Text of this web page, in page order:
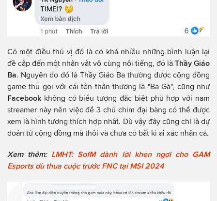
Có một điều thú vị đó là có khá nhiều những bình luận lại
đề cập đến một nhân vật vô cùng nổi tiếng, đó là Thầy Giáo
Ba. Nguyên do đó là Thầy Giáo Ba thường được cộng đồng
game thủ gọi với cái tên thân thương là "Ba Gà", cũng như
Facebook không có biểu tượng đặc biệt phù hợp với nam
streamer này nên việc để 3 chú chim đại bàng có thể được
xem là hình tương thích hợp nhất. Dù vậy đây cũng chỉ là dự
đoán từ cộng đồng mà thôi và chưa có bất kì ai xác nhận cả.
Xem thêm: LMHT: SofM dành lời khen ngợi cho GAM
Esports dù thua cuộc trước FNC tại MSI 2024